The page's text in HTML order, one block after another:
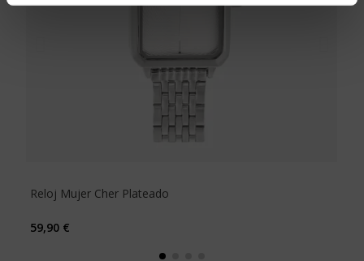
Reloj Mujer Cher Plateado
59,90 €